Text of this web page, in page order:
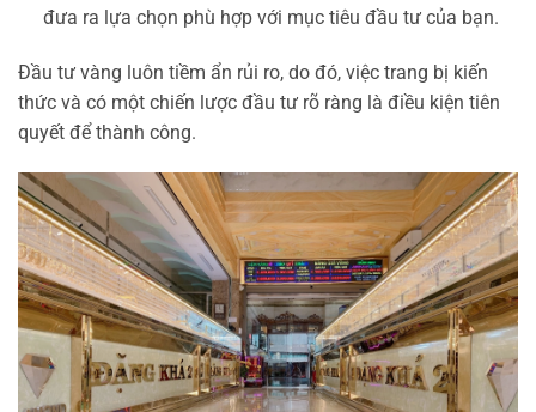
đưa ra lựa chọn phù hợp với mục tiêu đầu tư của bạn.
Đầu tư vàng luôn tiềm ẩn rủi ro, do đó, việc trang bị kiến
thức và có một chiến lược đầu tư rõ ràng là điều kiện tiên
quyết để thành công.